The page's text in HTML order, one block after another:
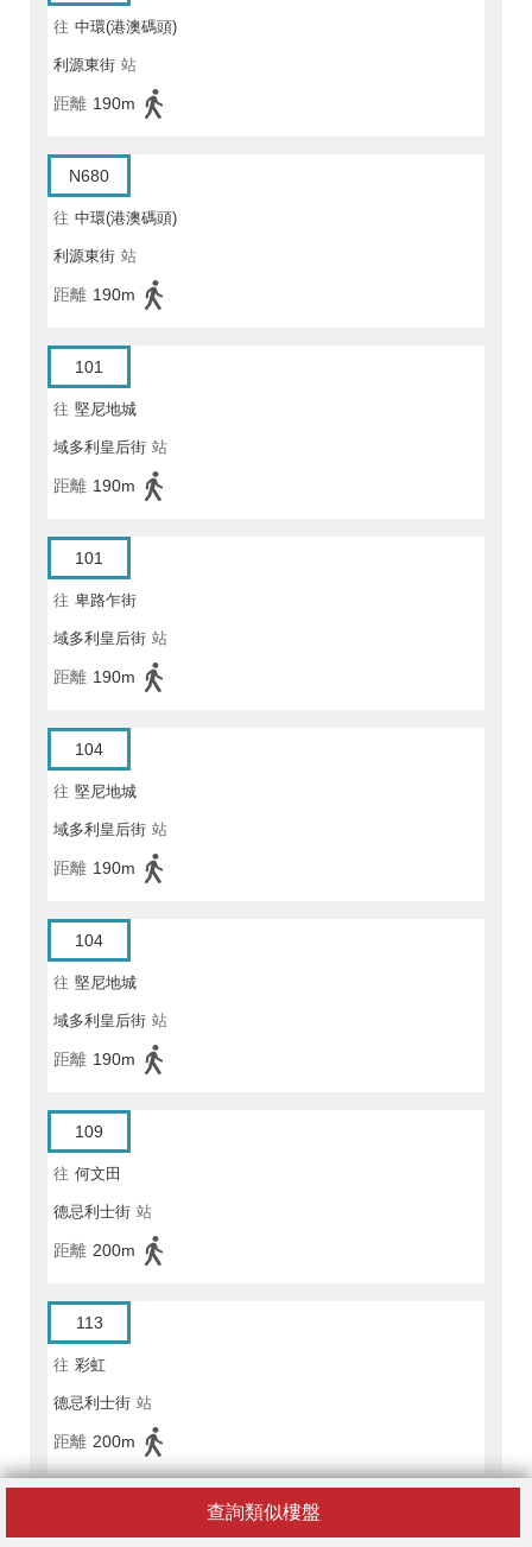
查詢類似樓盤
往 中環(港澳碼頭)
利源東街 站
距離 190m
N680
往 中環(港澳碼頭)
利源東街 站
距離 190m
101
往 堅尼地城
域多利皇后街 站
距離 190m
101
往 卑路乍街
域多利皇后街 站
距離 190m
104
往 堅尼地城
域多利皇后街 站
距離 190m
104
往 堅尼地城
域多利皇后街 站
距離 190m
109
往 何文田
德忌利士街 站
距離 200m
113
往 彩虹
德忌利士街 站
距離 200m